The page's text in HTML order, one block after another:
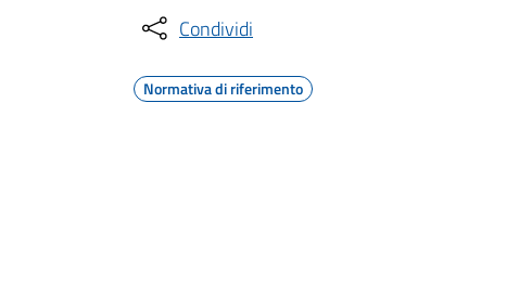
Condividi
Normativa di riferimento